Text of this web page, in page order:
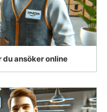
du ansöker online